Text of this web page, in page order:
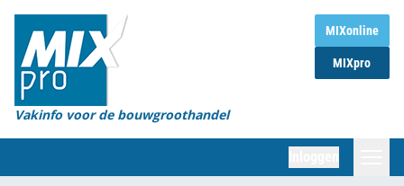
MIXonline
MIXpro
Vakinfo voor de bouwgroothandel
Home
Magazines
Organisaties